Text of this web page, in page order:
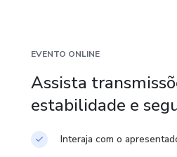
- Oracle Database 10g
EVENTO ONLINE
Assista
estabilidade e
Interaja com o